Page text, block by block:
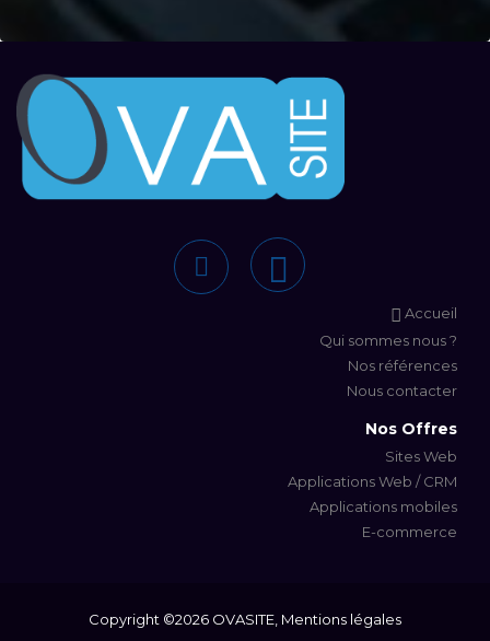
Accueil
Qui sommes nous ?
Nos références
Nous contacter
Nos Offres
Sites Web
Applications Web / CRM
Applications mobiles
E-commerce
Copyright ©2026 OVASITE, Mentions légales